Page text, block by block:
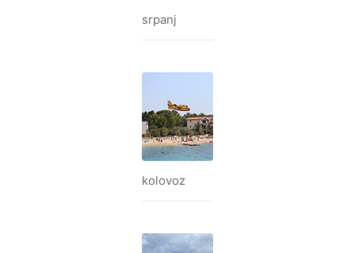
srpanj
kolovoz